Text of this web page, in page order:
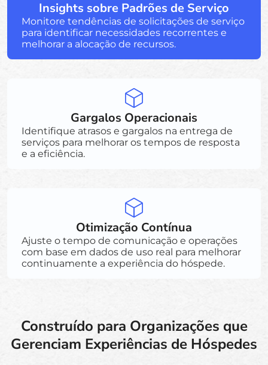
Insights sobre Padrões de Serviço
Monitore tendências de solicitações de serviço
para identificar necessidades recorrentes e
melhorar a alocação de recursos.
Gargalos Operacionais
Identifique atrasos e gargalos na entrega de
serviços para melhorar os tempos de resposta
e a eficiência.
Otimização Contínua
Ajuste o tempo de comunicação e operações
com base em dados de uso real para melhorar
continuamente a experiência do hóspede.
Construído para Organizações que
Gerenciam Experiências de Hóspedes